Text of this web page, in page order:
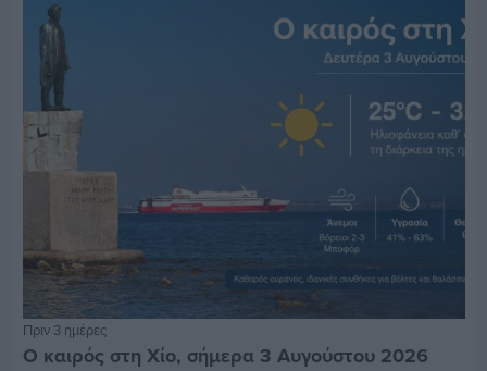
Πριν 3 ημέρες
Ο καιρός στη Χίο, σήμερα 3 Αυγούστου 2026